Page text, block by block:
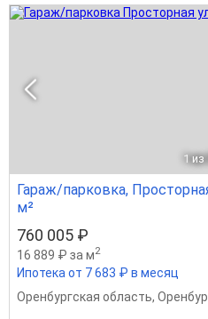
1 из
Гараж/парковка,
м²
760 005 ₽
16 889 ₽ за м2
Ипотека от 7 683 ₽ в месяц
Оренбургская область,